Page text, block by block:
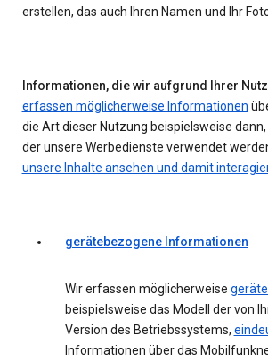
erstellen, das auch Ihren Namen und Ihr
Informationen, die wir aufgrund Ihrer
erfassen möglicherweise Informationen
die Art dieser Nutzung beispielsweise
der unsere Werbedienste verwendet
unsere Inhalte ansehen und damit
gerätebezogene Informationen
Wir erfassen möglicherweise
beispielsweise das Modell der von
Version des Betriebssystems,
Informationen über das